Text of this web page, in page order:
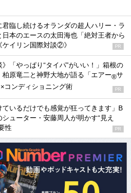
君臨し続けるオランダの超人ハリー・ラ
日本のエースの太田海也「絶対王者から
ケイリン国際対談②》
PR
》「やっぱり“タイパ”がいい！」箱根の
柏原竜二と神野大地が語る「エアー®サ
×コンディショニング術 PR
ているだけでも感覚が狂ってきます」B
シューター・安藤周人が明かす“見え
性
PR